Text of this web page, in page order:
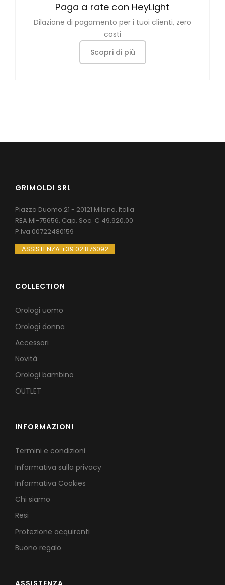
Paga a rate con HeyLight
Dilazione di pagamento per i tuoi clienti, zero
costi
Scopri di più
GRIMOLDI SRL
Piazza Duomo 21 - 20121 Milano, Italia
REA MI-75656, Cap. Soc. € 49.920,00
P.Iva 00722480159
ASSISTENZA +39 02.876092
COLLECTION
Orologi uomo
Orologi donna
Accessori
Novità
Orologi bambino
OUTLET
INFORMAZIONI
Termini e condizioni
Informativa sulla privacy
Informativa Cookies
Chi siamo
Resi
Protezione acquirenti
Buono regalo